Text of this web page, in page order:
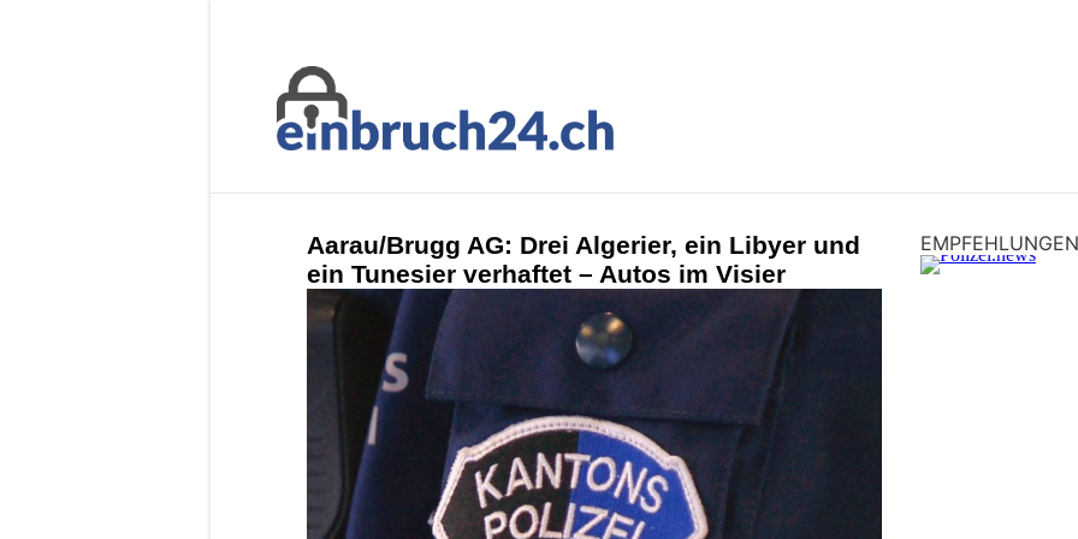
Aarau/Brugg AG: Drei Algerier, ein Libyer und
ein Tunesier verhaftet – Autos im Visier
EMPFEHLUNGEN